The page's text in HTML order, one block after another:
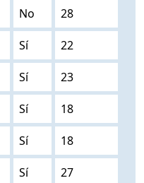
No 28
Sí 22
Sí 23
Sí 18
Sí 18
Sí 27